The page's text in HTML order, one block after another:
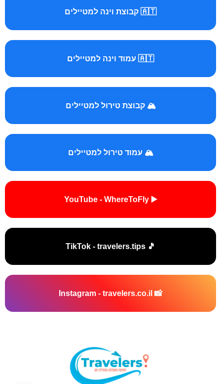
🇦🇹 קבוצת וינה למטיילים
🇦🇹 עמוד וינה למטיילים
🏔️ קבוצת טירול למטיילים
🏔️ עמוד טירול למטיילים
▶️ YouTube - WhereToFly
🎵 TikTok - travelers.tips
📸 Instagram - travelers.co.il